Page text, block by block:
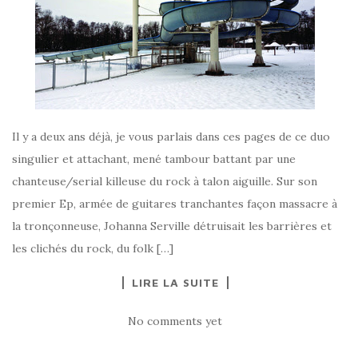
Il y a deux ans déjà, je vous parlais dans ces pages de ce duo
singulier et attachant, mené tambour battant par une
chanteuse/serial killeuse du rock à talon aiguille. Sur son
premier Ep, armée de guitares tranchantes façon massacre à
la tronçonneuse, Johanna Serville détruisait les barrières et
les clichés du rock, du folk […]
LIRE LA SUITE
No comments yet